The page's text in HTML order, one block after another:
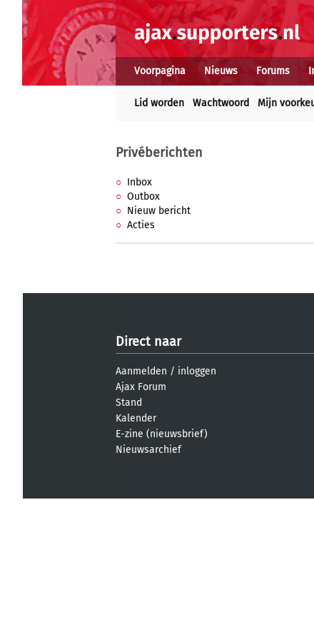
Voorpagina Nieuws Forums
Lid worden Wachtwoord Mijn
Privéberichten
Inbox
Outbox
Nieuw bericht
Acties
Direct naar
Aanmelden / inloggen
Ajax Forum
Stand
Kalender
E-zine (nieuwsbrief)
Nieuwsarchief